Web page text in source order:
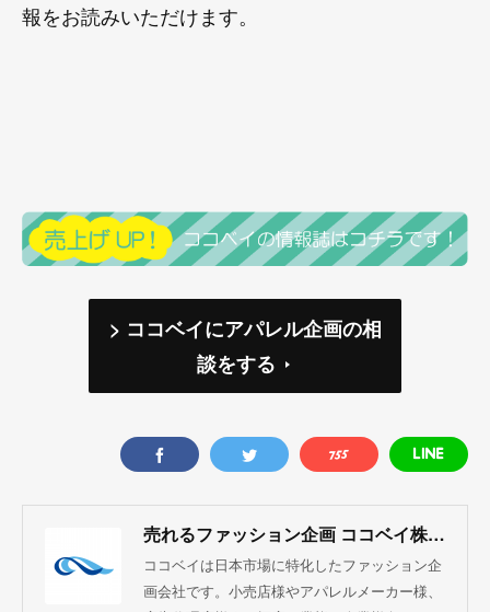
報をお読みいただけます。
> ココベイにアパレル企画の相
談をする
売れるファッション企画 ココベイ株式会社
ココベイは日本市場に特化したファッション企
画会社です。小売店様やアパレルメーカー様、